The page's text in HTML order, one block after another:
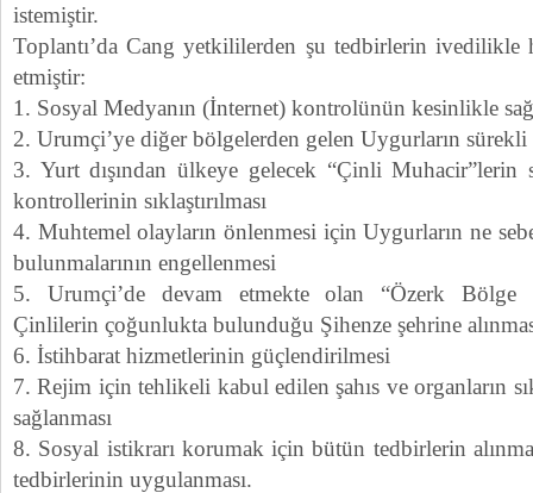
istemiştir.
Toplantı’da Cang yetkililerden şu tedbirlerin ivedilikle
etmiştir:
1. Sosyal Medyanın (İnternet) kontrolünün kesinlikle
2. Urumçi’ye diğer bölgelerden gelen Uygurların
3. Yurt dışından ülkeye gelecek “Çinli Muhacir”lerin
kontrollerinin sıklaştırılması
4. Muhtemel olayların önlenmesi için Uygurların ne
bulunmalarının engellenmesi
5. Urumçi’de devam etmekte olan “Özerk Bölge
Çinlilerin çoğunlukta bulunduğu Şihenze şehrine
6. İstihbarat hizmetlerinin güçlendirilmesi
7. Rejim için tehlikeli kabul edilen şahıs ve organların
sağlanması
8. Sosyal istikrarı korumak için bütün tedbirlerin
tedbirlerinin uygulanması.